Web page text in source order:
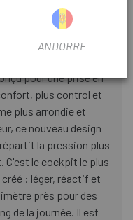
pour une prise en
plus control et
plus arrondie et
ce nouveau design
la pression plus
C'est le cockpit le plus
: léger, réactif et
près pour des
de la journée. Il est
ANDORRE